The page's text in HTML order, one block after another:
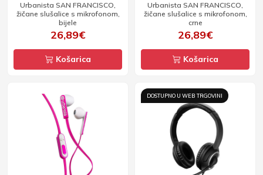
Urbanista SAN FRANCISCO,
žičane slušalice s mikrofonom,
bijele
26,89€
Košarica
Urbanista SAN FRANCISCO,
žičane slušalice s mikrofonom,
crne
26,89€
Košarica
DOSTUPNO U WEB TRGOVINI